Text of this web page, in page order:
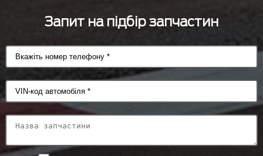
Запит на підбір запчастин